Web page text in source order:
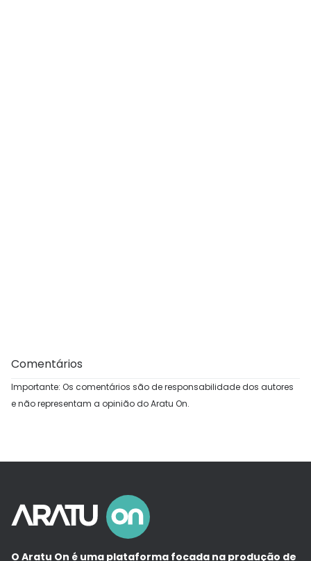
Comentários
Importante: Os comentários são de responsabilidade dos autores
e não representam a opinião do Aratu On.
O Aratu On é uma plataforma focada na produção de